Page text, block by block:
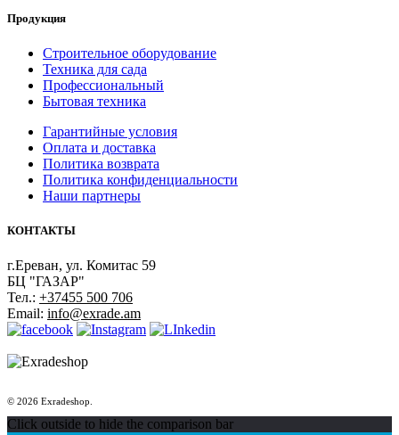
Продукция
Строительное оборудование
Техника для сада
Профессиональный
Бытовая техника
Гарантийные условия
Оплата и доставка
Политика возврата
Политика конфиденциальности
Наши партнеры
КОНТАКТЫ
г.Ереван, ул. Комитас 59
БЦ "ГАЗАР"
Тел.: +37455 500 706
Email: info@exrade.am
© 2026 Exradeshop.
Click outside to hide the comparison bar